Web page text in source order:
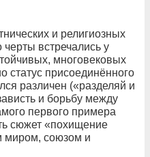
и религиозных
встречались у
многовековых
статус присоединённого
различен («разделяй и
и борьбу между
первого примера
сюжет «похищение
миром, союзом и